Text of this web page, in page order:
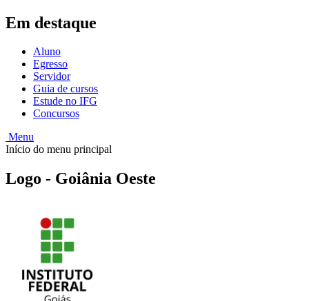
Em destaque
Aluno
Egresso
Servidor
Guia de cursos
Estude no IFG
Concursos
Menu
Início do menu principal
Logo - Goiânia Oeste